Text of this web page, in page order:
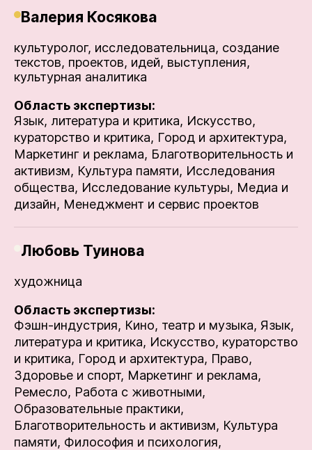
Валерия Косякова
культуролог, исследовательница, создание
текстов, проектов, идей, выступления,
культурная аналитика
Область экспертизы:
Язык, литература и критика, Искусство,
кураторство и критика, Город и архитектура,
Маркетинг и реклама, Благотворительность и
активизм, Культура памяти, Исследования
общества, Исследование культуры, Медиа и
дизайн, Менеджмент и сервис проектов
Любовь Туинова
художница
Область экспертизы:
Фэшн-индустрия, Кино, театр и музыка, Язык,
литература и критика, Искусство, кураторство
и критика, Город и архитектура, Право,
Здоровье и спорт, Маркетинг и реклама,
Ремесло, Работа с животными,
Образовательные практики,
Благотворительность и активизм, Культура
памяти, Философия и психология,